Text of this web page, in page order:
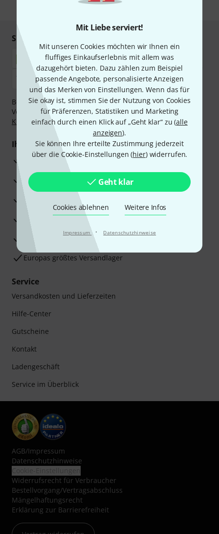
Mit Liebe serviert!
Mit unseren Cookies möchten wir Ihnen ein
fluffiges Einkaufserlebnis mit allem was
dazugehört bieten. Dazu zählen zum Beispiel
passende Angebote, personalisierte Anzeigen
und das Merken von Einstellungen. Wenn das für
Sie okay ist, stimmen Sie der Nutzung von Cookies
für Präferenzen, Statistiken und Marketing
einfach durch einen Klick auf „Geht klar“ zu (alle
anzeigen).
Sie können Ihre erteilte Zustimmung jederzeit
über die Cookie-Einstellungen (hier) widerrufen.
Geht klar
Cookies ablehnen Weitere Infos
Impressum · Datenschutzhinweise
* Pflichtfeld
Sicher einkaufen & bezahlen
Bezahlen Sie vertraulich und sicher per Nachnahme,
Vorkasse, PayPal, Amazon Pay,Klarna Sofort bezahlen
Klarna Ratenzahlungoder Kreditkarte.
Ihre Vorteile
3 Jahre Thomann Garantie
30 Tage Money-Back-Garantie
Reparaturservice
Beratung durch Fachexperten
Zufriedenheitsgarantie
Europas größtes Versandlager
Service
Versandkosten und Lieferzeiten
Hilfe-Center
Gutscheine
Kontakt
Ladengeschäft
Service im Überblick
AGB/Impressum
Datenschutzhinweise
Widerrufsrecht für Verbraucher
Bestellvorgang/Vertragsabschluss
Mängelhaftungsrecht
Erklärung zur Barrierefreiheit